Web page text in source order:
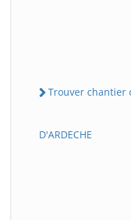
Trouver chantier
D'ARDECHE